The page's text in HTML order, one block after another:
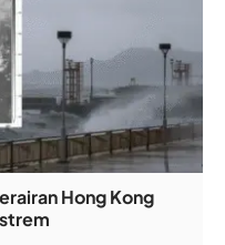
Hong Kong